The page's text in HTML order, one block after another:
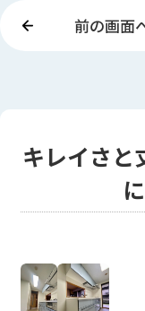
前の画面
キレイさと